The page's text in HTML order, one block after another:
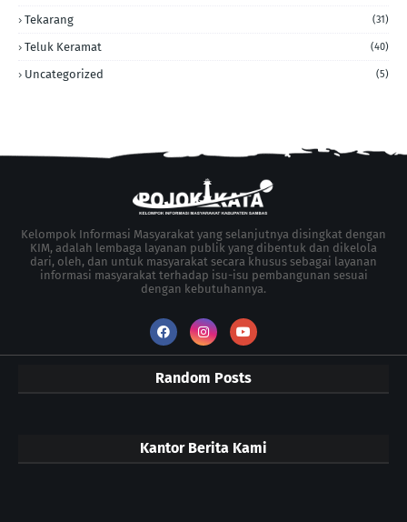
Tekarang (31)
Teluk Keramat (40)
Uncategorized (5)
Kelompok Informasi Masyarakat yang selanjutnya disingkat dengan
KIM, adalah lembaga layanan publik yang dibentuk dan dikelola
dari, oleh, dan untuk masyarakat secara khusus sebagai layanan
informasi masyarakat terhadap isu-isu pembangunan sesuai
dengan kebutuhannya.
Random Posts
Kantor Berita Kami